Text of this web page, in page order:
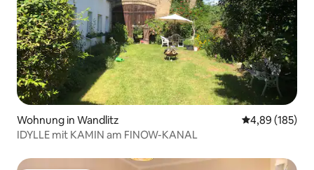
Wohnung in Wandlitz
4,89 (185)
IDYLLE mit KAMIN am FINOW-KANAL